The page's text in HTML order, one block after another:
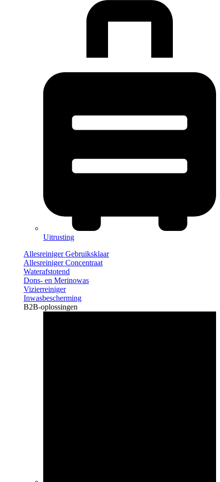
Uitrusting
Allesreiniger Gebruiksklaar
Allesreiniger Concentraat
Waterafstotend
Dons- en Merinowas
Vizierreiniger
Inwasbescherming
B2B-oplossingen